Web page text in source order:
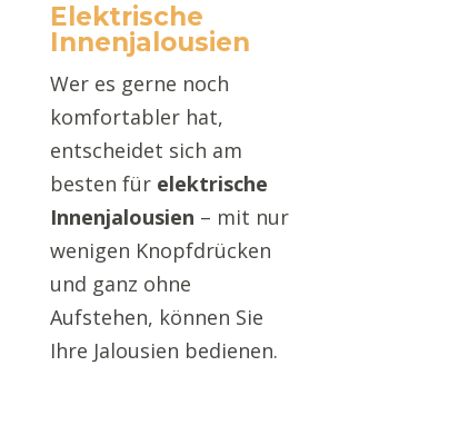
Elektrische
Innenjalousien
Wer es gerne noch
komfortabler hat,
entscheidet sich am
besten für elektrische
Innenjalousien – mit nur
wenigen Knopfdrücken
und ganz ohne
Aufstehen, können Sie
Ihre Jalousien bedienen.